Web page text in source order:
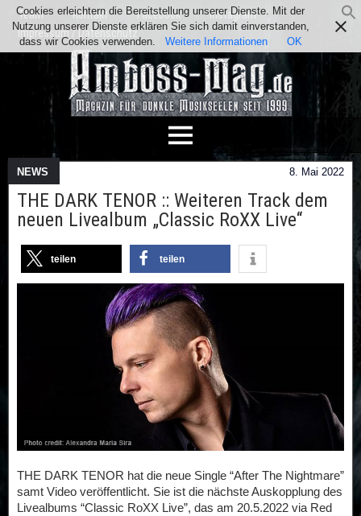
Team Kontakt Facebook
Instagram
Impressum / Datenschutz
NEWS 8. Mai 2022
THE DARK TENOR :: Weiteren Track dem
neuen Livealbum „Classic RoXX Live“
teilen teilen
THE DARK TENOR hat die neue Single “After The Nightmare”
samt Video veröffentlicht. Sie ist die nächste Auskopplung des
Livealbums “Classic RoXX Live”, das am 20.5.2022 via Red
Cookies erleichtern die Bereitstellung unserer Dienste. Mit der
Nutzung unserer Dienste erklären Sie sich damit einverstanden,
dass wir Cookies verwenden.
Weitere Informationen OK